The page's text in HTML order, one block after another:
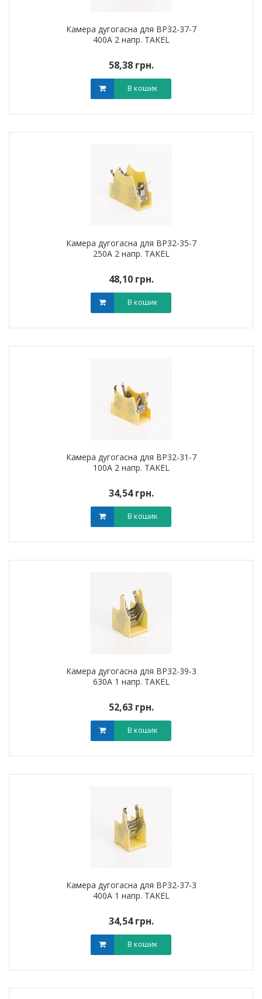
Камера дугогасна для ВР32-37-7
400А 2 напр. TAKEL
58,38 грн.
В кошик
Камера дугогасна для ВР32-35-7
250А 2 напр. TAKEL
48,10 грн.
В кошик
Камера дугогасна для ВР32-31-7
100А 2 напр. TAKEL
34,54 грн.
В кошик
Камера дугогасна для ВР32-39-3
630А 1 напр. TAKEL
52,63 грн.
В кошик
Камера дугогасна для ВР32-37-3
400А 1 напр. TAKEL
34,54 грн.
В кошик